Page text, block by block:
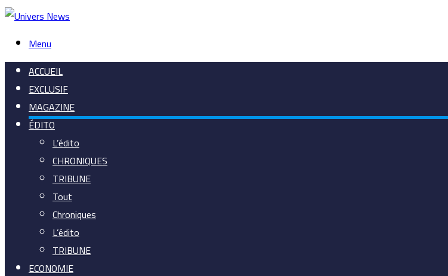
Menu
ACCUEIL
EXCLUSIF
MAGAZINE
ÉDITO
L’édito
CHRONIQUES
TRIBUNE
Tout
Chroniques
L’édito
TRIBUNE
ECONOMIE